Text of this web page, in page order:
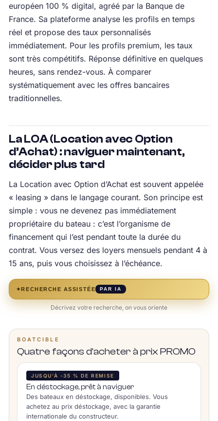
européen 100 % digital, agréé par la Banque de
France. Sa plateforme analyse les profils en temps
réel et propose des taux personnalisés
immédiatement. Pour les profils premium, les taux
sont très compétitifs. Réponse définitive en quelques
heures, sans rendez-vous. À comparer
systématiquement avec les offres bancaires
traditionnelles.
La LOA (Location avec Option
d’Achat) : naviguer maintenant,
décider plus tard
La Location avec Option d’Achat est souvent appelée
« leasing » dans le langage courant. Son principe est
simple : vous ne devenez pas immédiatement
propriétaire du bateau : c’est l’organisme de
financement qui l’est pendant toute la durée du
contrat. Vous versez des loyers mensuels pendant 4 à
15 ans, puis vous choisissez à l’échéance.
✦RECHERCHE ASSISTÉE PAR IA
Décrivez votre recherche, on vous oriente
BOATCIBLE
Quatre façons d’acheter à prix PROMO
JUSQU’À -35 % DE REMISE
En déstockage, prêt à naviguer
Des bateaux en déstockage, disponibles. Vous
achetez au prix déstockage, avec la garantie
internationale du constructeur.